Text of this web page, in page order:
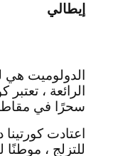
إيطالي
الدولوميت هي
الرائعة ، تعتبر
سحرًا في
اعتادت
للتزلج ، موطنًا